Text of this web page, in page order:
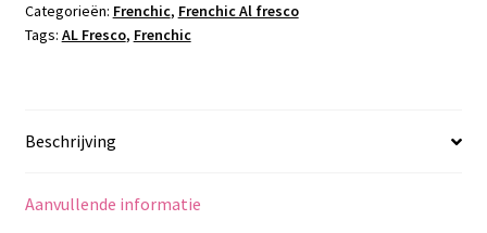
Categorieën: Frenchic, Frenchic Al fresco
Tags: AL Fresco, Frenchic
Beschrijving
Aanvullende informatie